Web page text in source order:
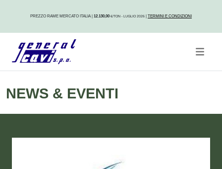
PREZZO RAME MERCATO ITALIA 12.130,00 €/TON - LUGLIO 2026 TERMINI E CONDIZIONI
NEWS & EVENTI